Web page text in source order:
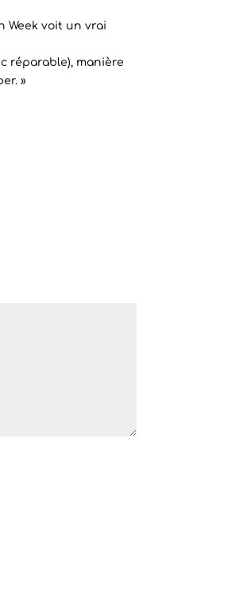
Week voit un vrai
réparable), manière
»